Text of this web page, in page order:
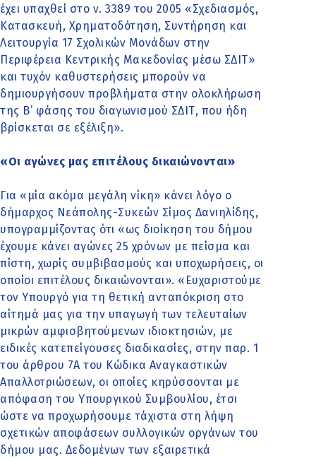
έχει υπαχθεί στο ν. 3389 του 2005 «Σχεδιασμός,
Κατασκευή, Χρηματοδότηση, Συντήρηση και
Λειτουργία 17 Σχολικών Μονάδων στην
Περιφέρεια Κεντρικής Μακεδονίας μέσω ΣΔΙΤ»
και τυχόν καθυστερήσεις μπορούν να
δημιουργήσουν προβλήματα στην ολοκλήρωση
της Β’ φάσης του διαγωνισμού ΣΔΙΤ, που ήδη
βρίσκεται σε εξέλιξη».
«Οι αγώνες μας επιτέλους δικαιώνονται»
Για «μία ακόμα μεγάλη νίκη» κάνει λόγο ο
δήμαρχος Νεάπολης-Συκεών Σίμος Δανιηλίδης,
υπογραμμίζοντας ότι «ως διοίκηση του δήμου
έχουμε κάνει αγώνες 25 χρόνων με πείσμα και
πίστη, χωρίς συμβιβασμούς και υποχωρήσεις, οι
οποίοι επιτέλους δικαιώνονται». «Ευχαριστούμε
τον Υπουργό για τη θετική ανταπόκριση στο
αίτημά μας για την υπαγωγή των τελευταίων
μικρών αμφισβητούμενων ιδιοκτησιών, με
ειδικές κατεπείγουσες διαδικασίες, στην παρ. 1
του άρθρου 7Α του Κώδικα Αναγκαστικών
Απαλλοτριώσεων, οι οποίες κηρύσσονται με
απόφαση του Υπουργικού Συμβουλίου, έτσι
ώστε να προχωρήσουμε τάχιστα στη λήψη
σχετικών αποφάσεων συλλογικών οργάνων του
δήμου μας. Δεδομένων των εξαιρετικά